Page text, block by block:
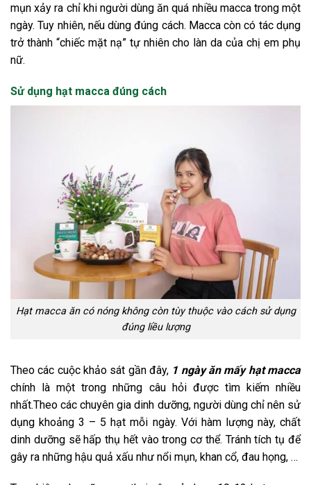
mụn xảy ra chỉ khi người dùng ăn quá nhiều macca trong một
ngày. Tuy nhiên, nếu dùng đúng cách. Macca còn có tác dụng
trở thành “chiếc mặt nạ” tự nhiên cho làn da của chị em phụ
nữ.
Sử dụng hạt macca đúng cách
Hạt macca ăn có nóng không còn tùy thuộc vào cách sử dụng
đúng liều lượng
Theo các cuộc khảo sát gần đây, 1 ngày ăn mấy hạt macca
chính là một trong những câu hỏi được tìm kiếm nhiều
nhất.Theo các chuyên gia dinh dưỡng, người dùng chỉ nên sử
dụng khoảng 3 – 5 hạt mỗi ngày. Với hàm lượng này, chất
dinh dưỡng sẽ hấp thụ hết vào trong cơ thể. Tránh tích tụ để
gây ra những hậu quả xấu như nổi mụn, khan cổ, đau họng, …